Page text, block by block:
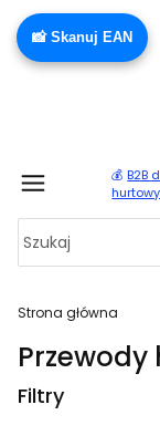
📸 Skanuj EAN
💰 B2B
Strona główna
Filtry